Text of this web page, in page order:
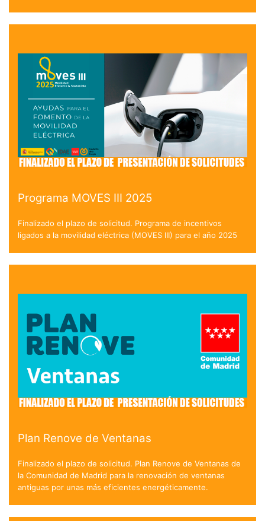
Programa MOVES III 2025
Finalizado el plazo de solicitud. Programa de incentivos
ligados a la movilidad eléctrica (MOVES III) para el año 2025
Plan Renove de Ventanas
Finalizado el plazo de solicitud. Plan Renove de Ventanas de
la Comunidad de Madrid para la renovación de ventanas
antiguas por unas más eficientes energéticamente.